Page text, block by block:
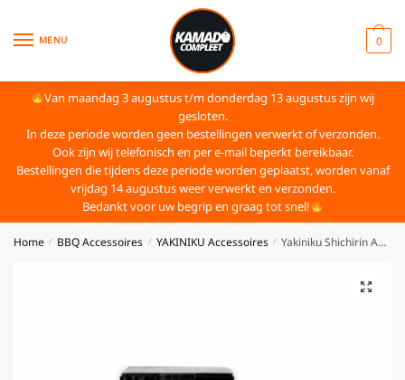
MENU 0
Van maandag 3 augustus t/m donderdag 13 augustus zijn wij
gesloten.
In deze periode worden geen bestellingen verwerkt of verzonden.
Ook zijn wij telefonisch en per e-mail beperkt bereikbaar.
Bestellingen die tijdens deze periode worden geplaatst, worden vanaf
vrijdag 14 augustus weer verwerkt en verzonden.
Bedankt voor uw begrip en graag tot snel!
Home / BBQ Accessoires / YAKINIKU Accessoires / Yakiniku Shichirin Asborstel